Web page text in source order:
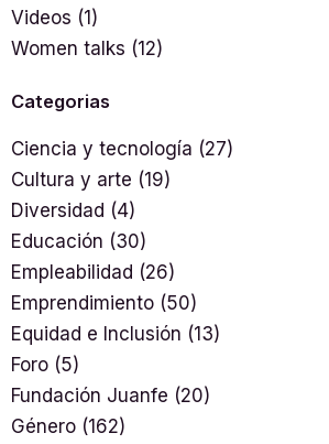
Videos (1)
Women talks (12)
Categorias
Ciencia y tecnología (27)
Cultura y arte (19)
Diversidad (4)
Educación (30)
Empleabilidad (26)
Emprendimiento (50)
Equidad e Inclusión (13)
Foro (5)
Fundación Juanfe (20)
Género (162)